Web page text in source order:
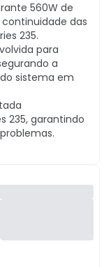
560W de
das
235.
para
a
sistema em
235, garantindo